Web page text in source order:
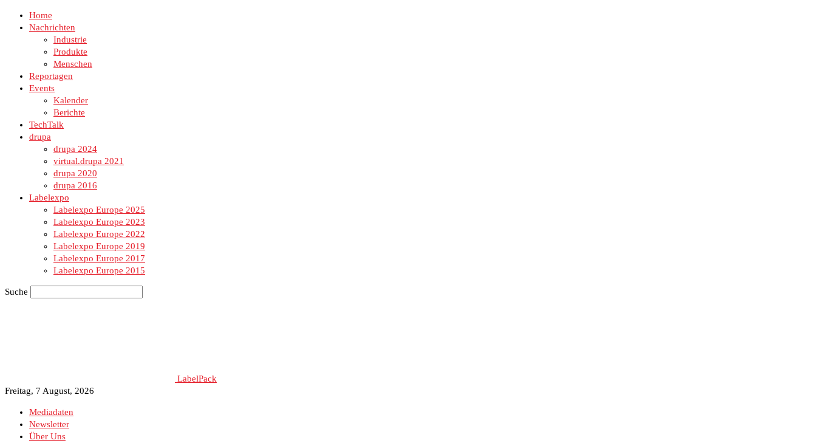
Home
Nachrichten
Industrie
Produkte
Menschen
Reportagen
Events
Kalender
Berichte
TechTalk
drupa
drupa 2024
virtual.drupa 2021
drupa 2020
drupa 2016
Labelexpo
Labelexpo Europe 2025
Labelexpo Europe 2023
Labelexpo Europe 2022
Labelexpo Europe 2019
Labelexpo Europe 2017
Labelexpo Europe 2015
Suche
LabelPack
Freitag, 7 August, 2026
Mediadaten
Newsletter
Über Uns